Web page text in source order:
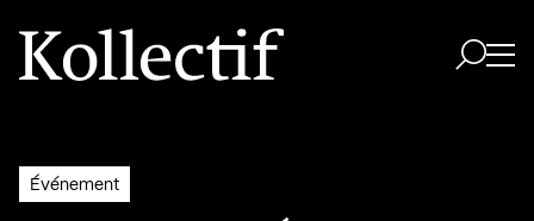
Aller à la page d'accueil
Logo Kollectif
Événement